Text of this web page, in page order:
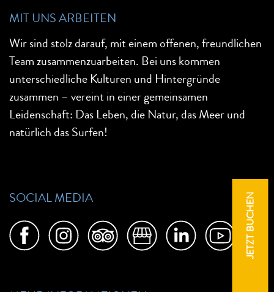
JETZT BUCHEN
MIT UNS ARBEITEN
Wir sind stolz darauf, mit einem offenen, freundlichen
Team zusammenzuarbeiten. Bei uns kommen
unterschiedliche Kulturen und Hintergründe
zusammen – vereint in einer gemeinsamen
Leidenschaft: Das Leben, die Natur, das Meer und
natürlich das Surfen!
SOCIAL MEDIA